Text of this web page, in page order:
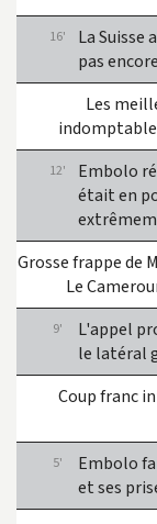
5'
Embolo
et ses
Coup franc
9' L'appel
le latéral
Grosse frappe de
Le
12'
Embolo
était en
Les
16'
La Suisse
pas